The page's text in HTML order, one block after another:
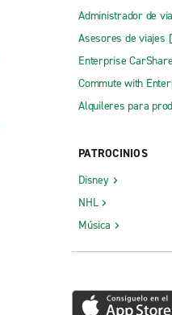
Administrador de
Asesores de viajes
Enterprise CarShare
Commute with
Alquileres para
PATROCINIOS
Disney
NHL
Música